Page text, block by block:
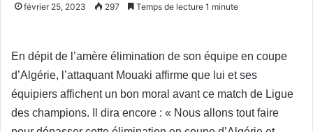
février 25, 2023 297 Temps de lecture 1 minute
En dépit de l’amère élimination de son équipe en coupe
d’Algérie, l’attaquant Mouaki affirme que lui et ses
équipiers affichent un bon moral avant ce match de Ligue
des champions. Il dira encore : « Nous allons tout faire